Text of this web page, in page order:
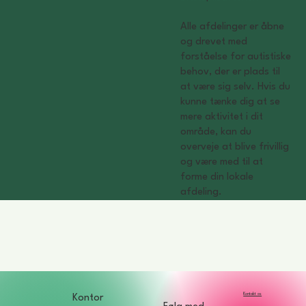
Alle afdelinger er åbne
og drevet med
forståelse for autistiske
behov, der er plads til
at være sig selv. Hvis du
kunne tænke dig at se
mere aktivitet i dit
område, kan du
overveje at blive frivillig
og være med til at
forme din lokale
afdeling.
Kontor
Kontakt os